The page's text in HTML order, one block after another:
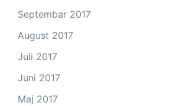
Septembar 2017
August 2017
Juli 2017
Juni 2017
Maj 2017